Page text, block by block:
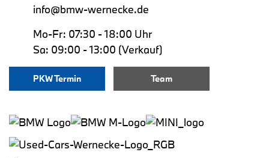
info@bmw-wernecke.de
Mo-Fr: 07:30 - 18:00 Uhr
Sa: 09:00 - 13:00 (Verkauf)
PKW Termin Team